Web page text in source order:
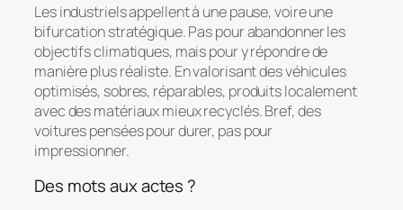
Les industriels appellent à une pause, voire une
bifurcation stratégique. Pas pour abandonner les
objectifs climatiques, mais pour y répondre de
manière plus réaliste. En valorisant des véhicules
optimisés, sobres, réparables, produits localement
avec des matériaux mieux recyclés. Bref, des
voitures pensées pour durer, pas pour
impressionner.
Des mots aux actes ?